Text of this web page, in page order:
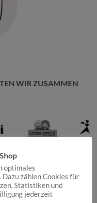
WIR ZUSAMMEN
optimales
zählen Cookies für
Statistiken und
jederzeit